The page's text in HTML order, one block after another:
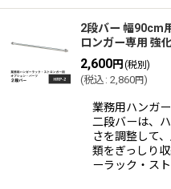
2段バー 幅90cm
ロンガー専用 強
2,600円 (税別)
(税込 : 2,860円)
業務用ハンガ
二段バーは、
さを調整して
類をぎっしり
ーラック・ス